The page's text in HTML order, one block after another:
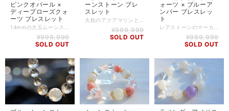
ピンクオパール ×
ディープローズクォ
ーツ ブレスレット
¥999,999
SOLD OUT
ーンストーン ブレ
スレット
¥999,999
SOLD OUT
ォーツ × ブルーア
ンバー ブレスレッ
ト
¥999,999
SOLD OUT